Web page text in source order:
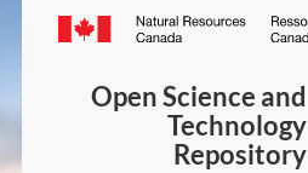
Canada.ca
Open Science and
Technology
Repository